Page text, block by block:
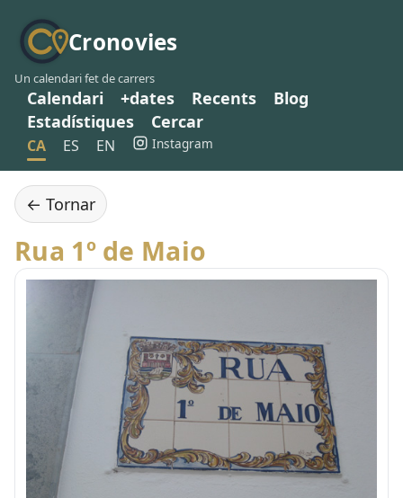
Cronovies
Un calendari fet de carrers
Calendari +dates Recents
Blog
Estadístiques
Cercar
CA ES EN Instagram
← Tornar
Rua 1º de Maio